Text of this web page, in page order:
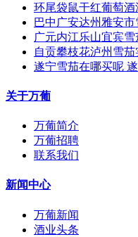
环尾袋鼠干红葡萄
巴中广安达州雅安
广元内江乐山宜宾
自贡攀枝花泸州雪
遂宁雪茄在哪买呢
关于万葡
万葡简介
万葡招聘
联系我们
新闻中心
万葡新闻
酒业头条